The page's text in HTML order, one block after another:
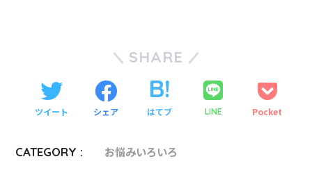
SHARE
ツイート シェア はてブ LINE Pocket
CATEGORY : お悩みいろいろ